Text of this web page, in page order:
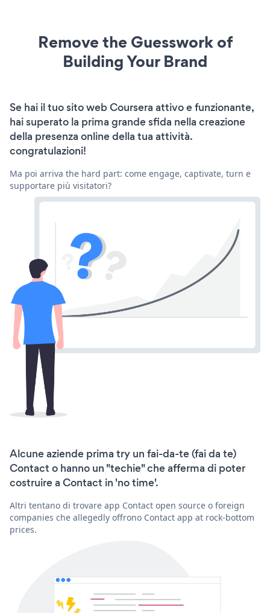
Remove the Guesswork of
Building Your Brand
Se hai il tuo sito web Coursera attivo e funzionante,
hai superato la prima grande sfida nella creazione
della presenza online della tua attività.
congratulazioni!
Ma poi arriva the hard part: come engage, captivate, turn e
supportare più visitatori?
Alcune aziende prima try un fai-da-te (fai da te)
Contact o hanno un "techie" che afferma di poter
costruire a Contact in 'no time'.
Altri tentano di trovare app Contact open source o foreign
companies che allegedly offrono Contact app at rock-bottom
prices.